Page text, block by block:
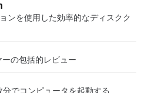
ンを使用した効率的なディスクク
の包括的レビュー
でコンピュータを起動する